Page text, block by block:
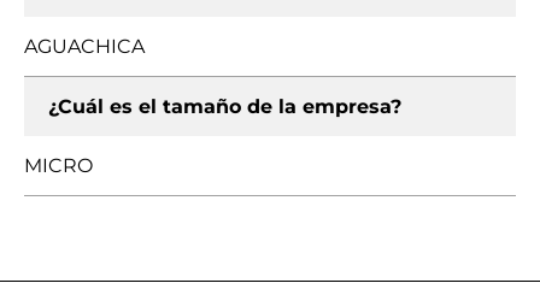
AGUACHICA
¿Cuál es el tamaño de la empresa?
MICRO